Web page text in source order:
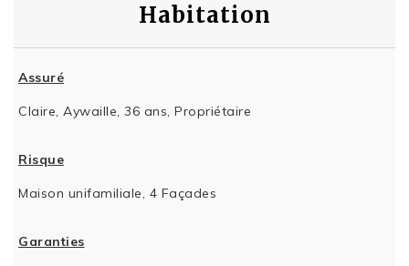
Habitation
Assuré
Claire, Aywaille, 36 ans, Propriétaire
Risque
Maison unifamiliale, 4 Façades
Garanties